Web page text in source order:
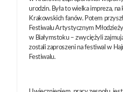
urodzin. Była to wielka impreza,
Krakowskich fanów. Potem
Festiwalu Artystycznym
w Białymstoku – zwyciężyli
zostali zaproszeni na festiwal w
Festiwalu.